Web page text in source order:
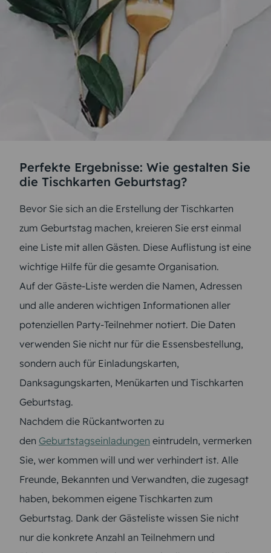
Perfekte Ergebnisse: Wie gestalten Sie
die Tischkarten Geburtstag?
Bevor Sie sich an die Erstellung der Tischkarten
zum Geburtstag machen, kreieren Sie erst einmal
eine Liste mit allen Gästen. Diese Auflistung ist eine
wichtige Hilfe für die gesamte Organisation.
Auf der Gäste-Liste werden die Namen, Adressen
und alle anderen wichtigen Informationen aller
potenziellen Party-Teilnehmer notiert. Die Daten
verwenden Sie nicht nur für die Essensbestellung,
sondern auch für Einladungskarten,
Danksagungskarten, Menükarten und Tischkarten
Geburtstag.
Nachdem die Rückantworten zu
den Geburtstagseinladungen eintrudeln, vermerken
Sie, wer kommen will und wer verhindert ist. Alle
Freunde, Bekannten und Verwandten, die zugesagt
haben, bekommen eigene Tischkarten zum
Geburtstag. Dank der Gästeliste wissen Sie nicht
nur die konkrete Anzahl an Teilnehmern und